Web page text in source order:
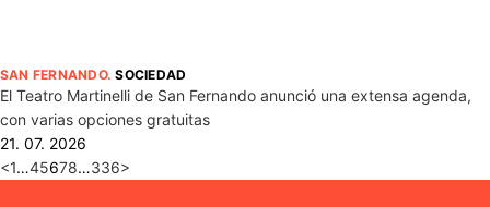
SAN FERNANDO.SOCIEDAD
El Teatro Martinelli de San Fernando anunció una extensa agenda,
con varias opciones gratuitas
21. 07. 2026
<1…45678…336>